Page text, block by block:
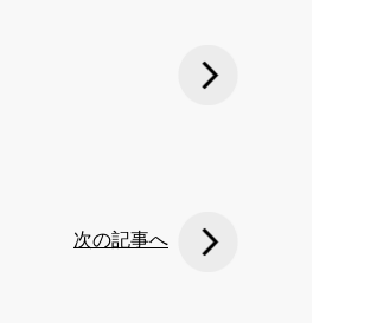
次の記事へ